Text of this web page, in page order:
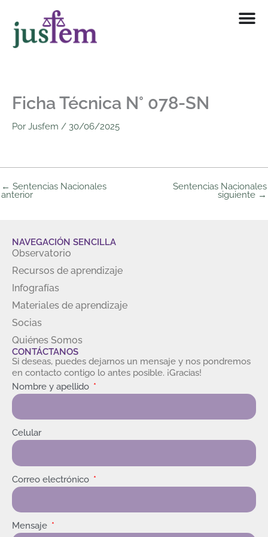
contenido
Ficha Técnica N° 078-SN
Por Jusfem / 30/06/2025
← Sentencias Nacionales
anterior
Sentencias Nacionales
siguiente →
NAVEGACIÓN SENCILLA
Observatorio
Recursos de aprendizaje
Infografías
Materiales de aprendizaje
Socias
Quiénes Somos
CONTÁCTANOS
Si deseas, puedes dejarnos un mensaje y nos pondremos
en contacto contigo lo antes posible. ¡Gracias!
Nombre y apellido
Celular
Correo electrónico
Mensaje